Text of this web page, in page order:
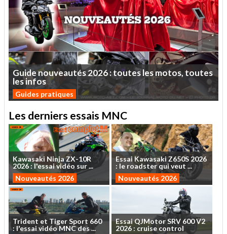
Guidenouveautés2026:touteslesmotos,toutes
lesinfos
Guides pratiques
Les derniers essais MNC
Kawasaki NinjaZX-10R
2026: l'essaividéo sur...
Nouveautés 2026
Essai Kawasaki Z650S 2026
: le roadsterquiveut ...
Nouveautés 2026
Trident et TigerSport 660
: l'essaividéo MNCdes...
EssaiQJMotorSRV 600V2
2026 : cruise control